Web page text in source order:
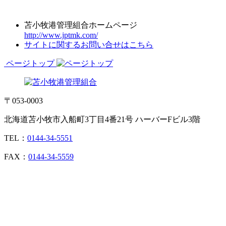
苫小牧港管理組合ホームページ
http://www.jptmk.com/
サイトに関するお問い合せはこちら
ページトップ
〒053-0003
北海道苫小牧市入船町3丁目4番21号 ハーバーFビル3階
TEL： 0144-34-5551
FAX： 0144-34-5559